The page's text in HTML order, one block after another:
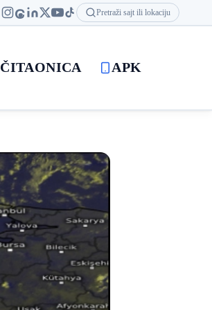
Pretraži sajt ili lokaciju
ČITAONICA APK